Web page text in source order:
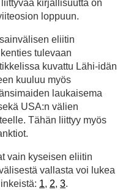
kirjallisuutta on
loppuun.
eliitin
tulevaan
kuvattu Lähi-idän
kuuluu myös
laukaisema
USA:n välien
Tähän liittyy myös
vain kyseisen eliitin
vallasta voi lukea
1, 2, 3.